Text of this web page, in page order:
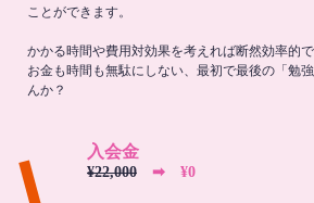
ことができます。
かかる時間や費用対効果を考えれば断然効率的で
お金も時間も無駄にしない、最初で最後の「勉
んか？
入会金
¥22,000 ➡︎ ¥0